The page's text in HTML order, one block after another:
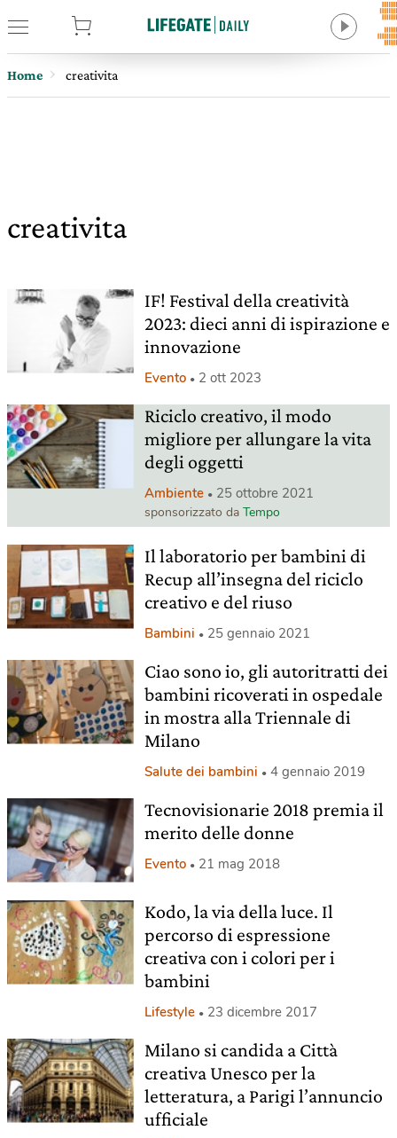
Home creativita
creativita
IF! Festival della creatività
2023: dieci anni di ispirazione e
innovazione
Evento 2 ott 2023
Riciclo creativo, il modo
migliore per allungare la vita
degli oggetti
Ambiente 25 ottobre 2021
sponsorizzato da Tempo
Il laboratorio per bambini di
Recup all’insegna del riciclo
creativo e del riuso
Bambini 25 gennaio 2021
Ciao sono io, gli autoritratti dei
bambini ricoverati in ospedale
in mostra alla Triennale di
Milano
Salute dei bambini 4 gennaio 2019
Tecnovisionarie 2018 premia il
merito delle donne
Evento 21 mag 2018
Kodo, la via della luce. Il
percorso di espressione
creativa con i colori per i
bambini
Lifestyle 23 dicembre 2017
Milano si candida a Città
creativa Unesco per la
letteratura, a Parigi l’annuncio
ufficiale